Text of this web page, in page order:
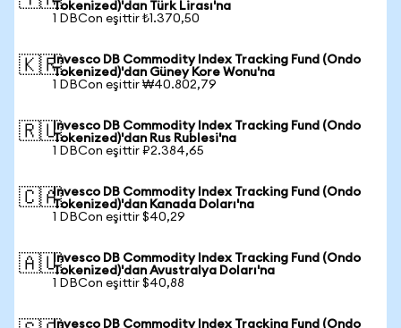
Tokenized)'dan Türk Lirası'na
1 DBCon eşittir ₺1.370,50
🇰🇷Invesco DB Commodity Index Tracking Fund (Ondo
Tokenized)'dan Güney Kore Wonu'na
1 DBCon eşittir ₩40.802,79
🇷🇺Invesco DB Commodity Index Tracking Fund (Ondo
Tokenized)'dan Rus Rublesi'na
1 DBCon eşittir ₽2.384,65
🇨🇦Invesco DB Commodity Index Tracking Fund (Ondo
Tokenized)'dan Kanada Doları'na
1 DBCon eşittir $40,29
🇦🇺Invesco DB Commodity Index Tracking Fund (Ondo
Tokenized)'dan Avustralya Doları'na
1 DBCon eşittir $40,88
Invesco DB Commodity Index Tracking Fund (Ondo